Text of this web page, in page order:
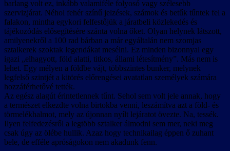
barlang volt ez, inkább valamiféle folyosó vagy szélesebb
szervizjárat. Néhol fehér színű jelzések, számok és betűk tűntek fel a
falakon, mintha egykori felfestőjük a járatbeli közlekedés és
tájékozódás elősegítésére szánta volna őket. Olyan helynek látszott,
amilyenekről a 100 rad bárban a már egyáltalán nem szomjas
sztalkerek szoktak legendákat mesélni. Ez minden bizonnyal egy
igazi „elhagyott, föld alatti, titkos, állami létesítmény”. Más nem is
lehet. Egy mélyen a földbe vájt, többszintes bunker, melynek
legfelső szintjét a kitörés előrengései avatatlan személyek számára
hozzáférhetővé tették.
Az egész alagút érintetlennek tűnt. Sehol sem volt jele annak, hogy
a természet elkezdte volna birtokba venni, leszámítva azt a föld- és
törmelékhalmot, mely az újonnan nyílt lejáratot övezte. Na, tessék.
Ilyen felfedezésről a legtöbb sztalker álmodni sem mer, neki meg
csak úgy az ölébe hullik. Azaz hogy technikailag éppen ő zuhant
bele, de efféle apróságokon nem akadunk fenn.